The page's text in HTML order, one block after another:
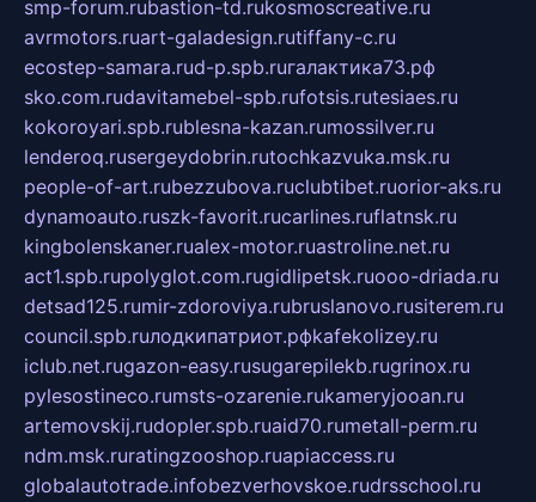
smp-forum.rubastion-td.rukosmoscreative.ru
avrmotors.ruart-galadesign.rutiffany-c.ru
ecostep-samara.rud-p.spb.ruгалактика73.рф
sko.com.rudavitamebel-spb.rufotsis.rutesiaes.ru
kokoroyari.spb.rublesna-kazan.rumossilver.ru
lenderoq.rusergeydobrin.rutochkazvuka.msk.ru
people-of-art.rubezzubova.ruclubtibet.ruorior-aks.ru
dynamoauto.ruszk-favorit.rucarlines.ruflatnsk.ru
kingbolenskaner.rualex-motor.ruastroline.net.ru
act1.spb.rupolyglot.com.rugidlipetsk.ruooo-driada.ru
detsad125.rumir-zdoroviya.rubruslanovo.rusiterem.ru
council.spb.ruлодкипатриот.рфkafekolizey.ru
iclub.net.rugazon-easy.rusugarepilekb.rugrinox.ru
pylesostineco.rumsts-ozarenie.rukameryjooan.ru
artemovskij.rudopler.spb.ruaid70.rumetall-perm.ru
ndm.msk.ruratingzooshop.ruapiaccess.ru
globalautotrade.infobezverhovskoe.rudrsschool.ru